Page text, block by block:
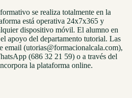
se realiza totalmente en la
está operativa 24x7x365 y
dispositivo móvil. El alumno en
apoyo del departamento tutorial. Las
email (utorias@formacionalcala.com),
(686 32 21 59) o a través del
la plataforma online.